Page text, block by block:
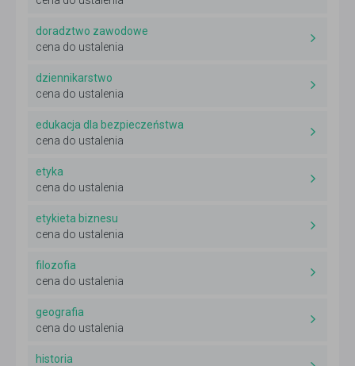
doradztwo zawodowe
cena do ustalenia
dziennikarstwo
cena do ustalenia
edukacja dla bezpieczeństwa
cena do ustalenia
etyka
cena do ustalenia
etykieta biznesu
cena do ustalenia
filozofia
cena do ustalenia
geografia
cena do ustalenia
historia